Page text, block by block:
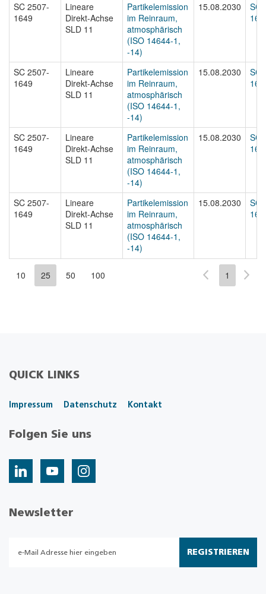
SC 2507-
1649
Lineare
Direkt-Achse
SLD 11
Partikelemission
im Reinraum,
atmosphärisch
(ISO 14644-1,
-14)
15.08.2030
SC
SC 2507-
1649
Lineare
Direkt-Achse
SLD 11
Partikelemission
im Reinraum,
atmosphärisch
(ISO 14644-1,
-14)
15.08.2030
SC
SC 2507-
1649
Lineare
Direkt-Achse
SLD 11
Partikelemission
im Reinraum,
atmosphärisch
(ISO 14644-1,
-14)
15.08.2030
SC
SC 2507-
1649
Lineare
Direkt-Achse
SLD 11
Partikelemission
im Reinraum,
atmosphärisch
(ISO 14644-1,
-14)
15.08.2030
SC
10 25 50 100 1
QUICK LINKS
Impressum Datenschutz Kontakt
Folgen Sie uns
Newsletter
REGISTRIEREN